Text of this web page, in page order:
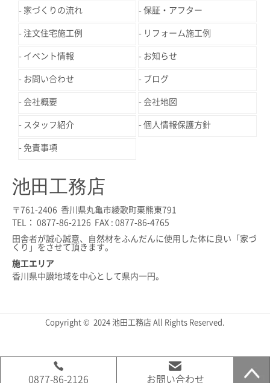
家づくりの流れ 保証・アフター
注文住宅施工例 リフォーム施工例
イベント情報 お知らせ
お問い合わせ ブログ
会社概要 会社地図
スタッフ紹介 個人情報保護方針
免責事項
池田工務店
〒761-2406 香川県丸亀市綾歌町栗熊東791
TEL： 0877-86-2126 FAX : 0877-86-4765
田舎者が誠心誠意、自然材をふんだんに使用した体に良い「家づ
くり」をさせて頂きます。
施工エリア
香川県中讃地域を中心として県内一円。
Copyright © 2024 池田工務店 All Rights Reserved.
0877-86-2126 お問い合わせ